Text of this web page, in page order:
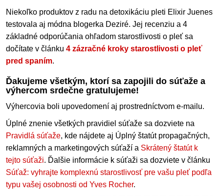
Niekoľko produktov z radu na detoxikáciu pleti Elixir Juenes
testovala aj módna blogerka Deziré. Jej recenziu a 4
základné odporúčania ohľadom starostlivosti o pleť sa
dočítate v článku 4 zázračné kroky starostlivosti o pleť
pred spaním.
Ďakujeme všetkým, ktorí sa zapojili do súťaže a
výhercom srdečne gratulujeme!
Výhercovia boli upovedomení aj prostredníctvom e-mailu.
Úplné znenie všetkých pravidiel súťaže sa dozviete na
Pravidlá súťaže, kde nájdete aj Úplný štatút propagačných,
reklamných a marketingových súťaží a Skrátený štatút k
tejto súťaži. Ďalšie informácie k súťaži sa dozviete v článku
Súťaž: vyhrajte komplexnú starostlivosť pre vašu pleť podľa
typu vašej osobnosti od Yves Rocher.